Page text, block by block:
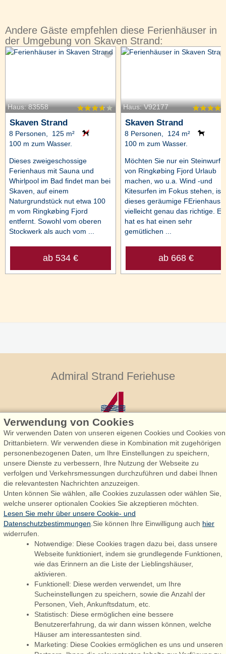
Andere Gäste empfehlen diese Ferienhäuser in
der Umgebung von Skaven Strand:
Haus: 83558
Skaven Strand
8 Personen, 125 m²
100 m zum Wasser.
Dieses zweigeschossige
Ferienhaus mit Sauna und
Whirlpool im Bad findet man bei
Skaven, auf einem
Naturgrundstück nut etwa 100
m vom Ringkøbing Fjord
entfernt. Sowohl vom oberen
Stockwerk als auch vom ...
ab 534 €
Haus: V92177
Skaven Strand
8 Personen, 124 m²
100 m zum Wasser.
Möchten Sie nur ein Steinwurf
von Ringkøbing Fjord Urlaub
machen, wo u.a. Wind -und
Kitesurfen im Fokus stehen, ist
dieses geräumige FErienhaus
vielleicht genau das richtige. Es
hat es hat einen sehr
gemütlichen ...
ab 668 €
Admiral Strand Feriehuse
Admiral Strand Feriehuse, Lønne
Houstrupvej 170, Lønne
6830 Nørre Nebel
booking@admiralstrand.com
+45 70 60 87 78
Følg os på: Facebook
Admiral Strand Feriehuse ApS | CVR 27 23 39 10 |
Verwendung von Cookies
Wir verwenden Daten von unseren eigenen Cookies und Cookies von
Drittanbietern. Wir verwenden diese in Kombination mit zugehörigen
personenbezogenen Daten, um Ihre Einstellungen zu speichern,
unsere Dienste zu verbessern, Ihre Nutzung der Webseite zu
verfolgen und Verkehrsmessungen durchzuführen und dabei Ihnen
die relevantesten Nachrichten anzuzeigen.
Unten können Sie wählen, alle Cookies zuzulassen oder wählen Sie,
welche unserer optionalen Cookies Sie akzeptieren möchten.
Lesen Sie mehr über unsere Cookie- und
Datenschutzbestimmungen .Sie können Ihre Einwilligung auch hier
widerrufen.
Notwendige: Diese Cookies tragen dazu bei, dass unsere
Webseite funktioniert, indem sie grundlegende Funktionen,
wie das Erinnern an die Liste der Lieblingshäuser,
aktivieren.
Funktionell: Diese werden verwendet, um Ihre
Sucheinstellungen zu speichern, sowie die Anzahl der
Personen, Vieh, Ankunftsdatum, etc.
Statistisch: Diese ermöglichen eine bessere
Benutzererfahrung, da wir dann wissen können, welche
Häuser am interessantesten sind.
Marketing: Diese Cookies ermöglichen es uns und unseren